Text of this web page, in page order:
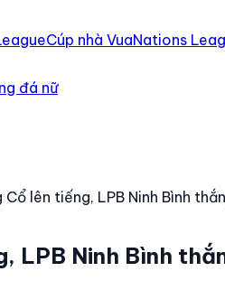
Cúp nhà VuaNations
đá nữ
lên tiếng, LPB Ninh Bình
LPB Ninh Bình